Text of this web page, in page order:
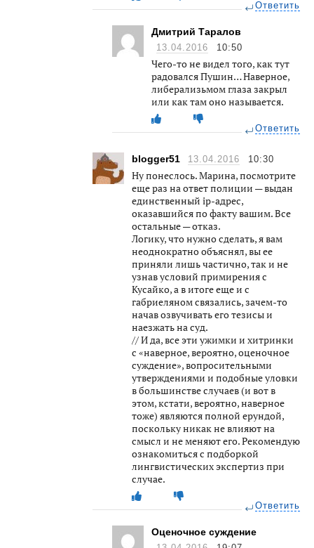
Ответить
Дмитрий Таралов
13.04.2016 10:50
Чего-то не видел того, как тут
радовался Пушин… Наверное,
либерализьмом глаза закрыл
или как там оно называется.
Ответить
blogger51 13.04.2016 10:30
Ну понеслось. Марина, посмотрите
еще раз на ответ полиции — выдан
единственный ip-адрес,
оказавшийся по факту вашим. Все
остальные — отказ.
Логику, что нужно сделать, я вам
неоднократно объяснял, вы ее
приняли лишь частично, так и не
узнав условий примирения с
Кусайко, а в итоге еще и с
габриеляном связались, зачем-то
начав озвучивать его тезисы и
наезжать на суд.
// И да, все эти ужимки и хитринки
с «наверное, вероятно, оценочное
суждение», вопросительными
утверждениями и подобные уловки
в большинстве случаев (и вот в
этом, кстати, вероятно, наверное
тоже) являются полной ерундой,
поскольку никак не влияют на
смысл и не меняют его. Рекомендую
ознакомиться с подборкой
лингвистических экспертиз при
случае.
Ответить
Оценочное суждение